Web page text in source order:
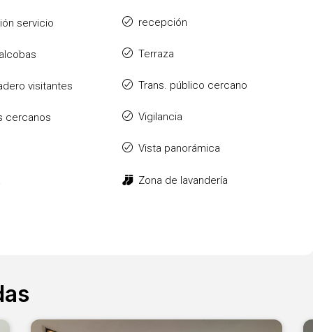
servicio
visitantes
cercanos
recepción
Terraza
Trans. público cercano
Vigilancia
Vista panorámica
Zona de lavandería